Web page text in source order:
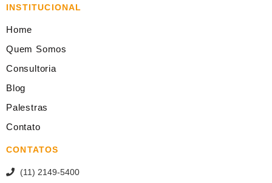
INSTITUCIONAL
Home
Quem Somos
Consultoria
Blog
Palestras
Contato
CONTATOS
(11) 2149-5400